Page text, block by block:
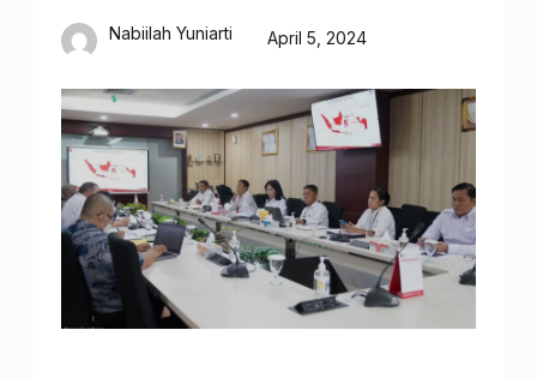
Nabiilah Yuniarti April 5, 2024